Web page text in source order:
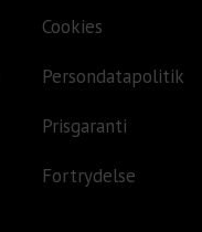
Cookies
Persondatapolitik
Prisgaranti
Fortrydelse